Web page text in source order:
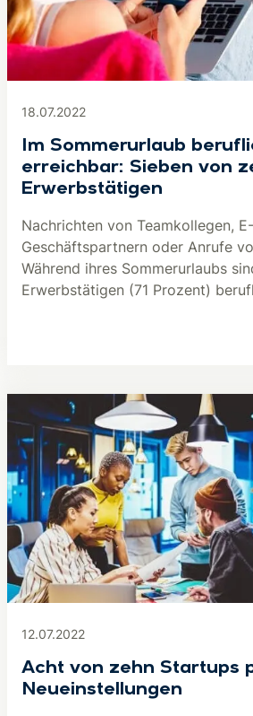
18.07.2022
Im Sommerurlaub
erreichbar: Sieben von
Erwerbstätigen
Nachrichten von Teamkollegen,
Geschäftspartnern oder Anrufe
Während ihres Sommerurlaubs
Erwerbstätigen (71 Prozent)
12.07.2022
Acht von zehn Startups
Neueinstellungen